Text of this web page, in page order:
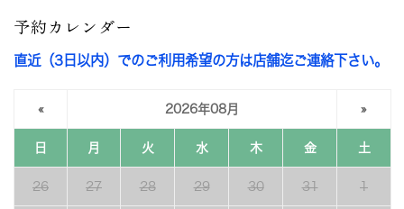
予約カレンダー
直近（3日以内）でのご利用希望の方は店舗迄ご連絡下さい。
« 2026年08月 »
日 月 火 水 木 金 土
26 27 28 29 30 31 1